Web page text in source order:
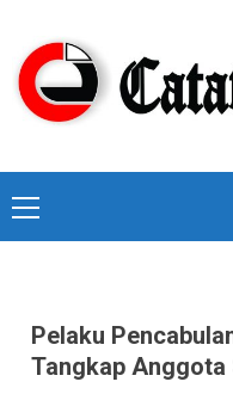
content
Primary
Menu
Pelaku
Tangkap Anggota